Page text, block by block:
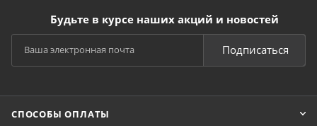
Будьте в курсе наших акций и новостей
Подписаться
СПОСОБЫ ОПЛАТЫ